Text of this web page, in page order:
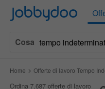
Jobbydoo
Cosa
Home Offerte di lavoro Tempo
Ordina 7.687 offerte di lavoro